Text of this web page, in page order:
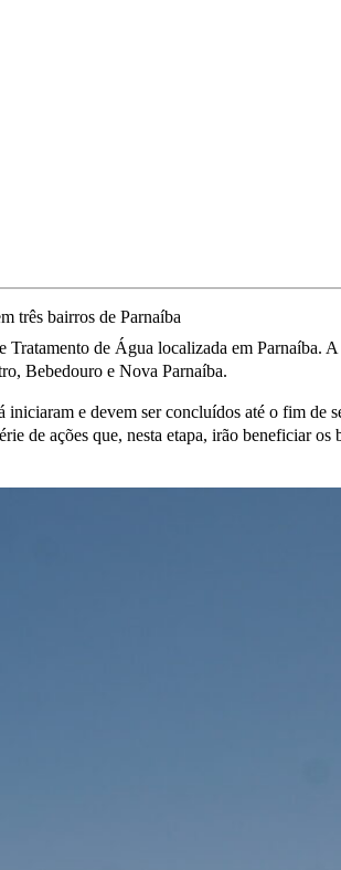
de Água localizada em Parnaíba.
Bebedouro e Nova Parnaíba.
e devem ser concluídos até o fim de
de ações que, nesta etapa, irão beneficiar